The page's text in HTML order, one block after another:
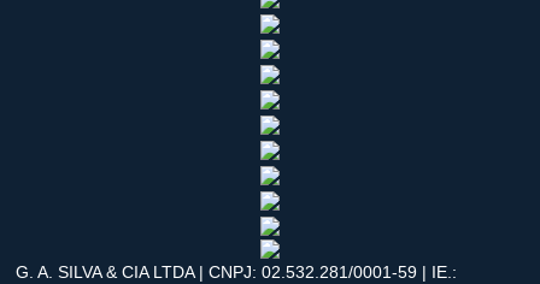
G. A. SILVA & CIA LTDA | CNPJ: 02.532.281/0001-59 | IE.: